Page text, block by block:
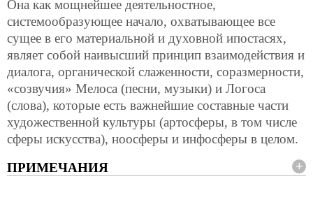
Она как мощнейшее деятельностное,
системообразующее начало, охватывающее все
сущее в его материальной и духовной ипостасях,
являет собой наивысший принцип взаимодействия и
диалога, органической слаженности, соразмерности,
«созвучия» Мелоса (песни, музыки) и Логоса
(слова), которые есть важнейшие составные части
художественной культуры (артосферы, в том числе
сферы искусства), ноосферы и инфосферы в целом.
ПРИМЕЧАНИЯ